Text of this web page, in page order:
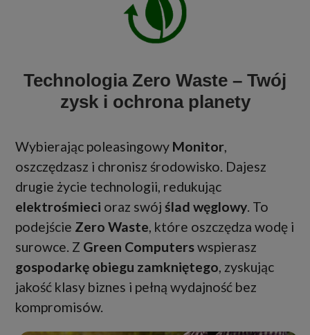
Technologia Zero Waste – Twój
zysk i ochrona planety
Wybierając poleasingowy Monitor,
oszczędzasz i chronisz środowisko. Dajesz
drugie życie technologii, redukując
elektrośmieci oraz swój ślad węglowy. To
podejście Zero Waste, które oszczędza wodę i
surowce. Z Green Computerswspierasz
gospodarkę obiegu zamkniętego, zyskując
jakość klasy biznes i pełną wydajność bez
kompromisów.